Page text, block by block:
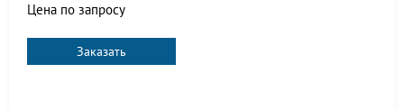
Цена по запросу
Заказать